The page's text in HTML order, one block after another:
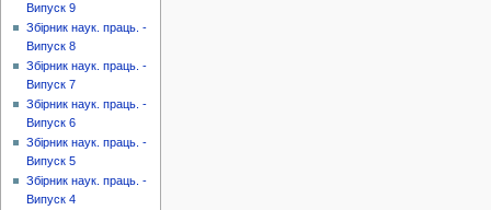
Випуск 9
Збірник наук. праць. -
Випуск 8
Збірник наук. праць. -
Випуск 7
Збірник наук. праць. -
Випуск 6
Збірник наук. праць. -
Випуск 5
Збірник наук. праць. -
Випуск 4